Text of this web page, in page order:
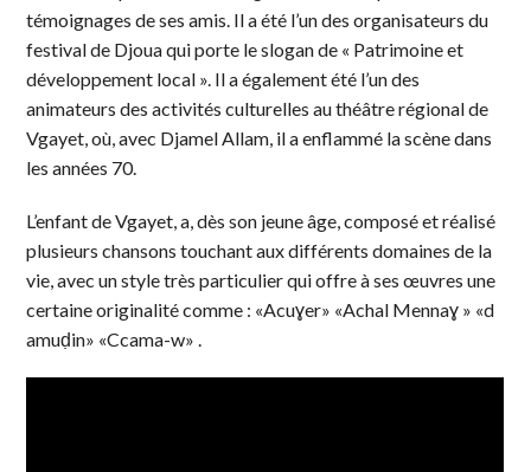
témoignages de ses amis. Il a été l’un des organisateurs du
festival de Djoua qui porte le slogan de « Patrimoine et
développement local ». Il a également été l’un des
animateurs des activités culturelles au théâtre régional de
Vgayet, où, avec Djamel Allam, il a enflammé la scène dans
les années 70.
L’enfant de Vgayet, a, dès son jeune âge, composé et réalisé
plusieurs chansons touchant aux différents domaines de la
vie, avec un style très particulier qui offre à ses œuvres une
certaine originalité comme : «Acuɣer» «Achal Mennaɣ » «d
amuḍin» «Ccama-w» .